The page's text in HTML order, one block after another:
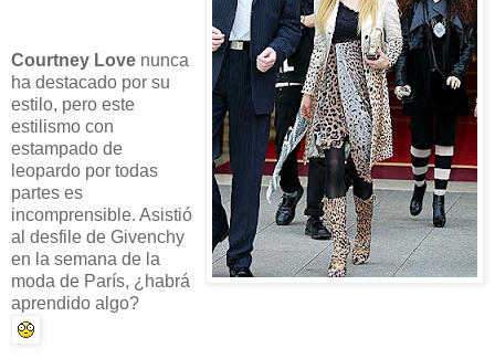
Courtney Love nunca
ha destacado por su
estilo, pero este
estilismo con
estampado de
leopardo por todas
partes es
incomprensible. Asistió
al desfile de Givenchy
en la semana de la
moda de París, ¿habrá
aprendido algo?